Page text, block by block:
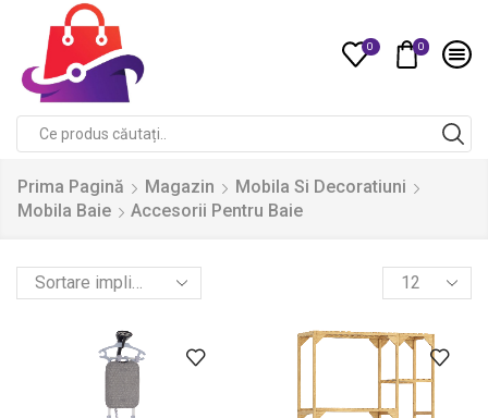
0 0
Prima Pagină Magazin
Mobila Si Decoratiuni
Mobila Baie
Accesorii Pentru Baie
Products
per